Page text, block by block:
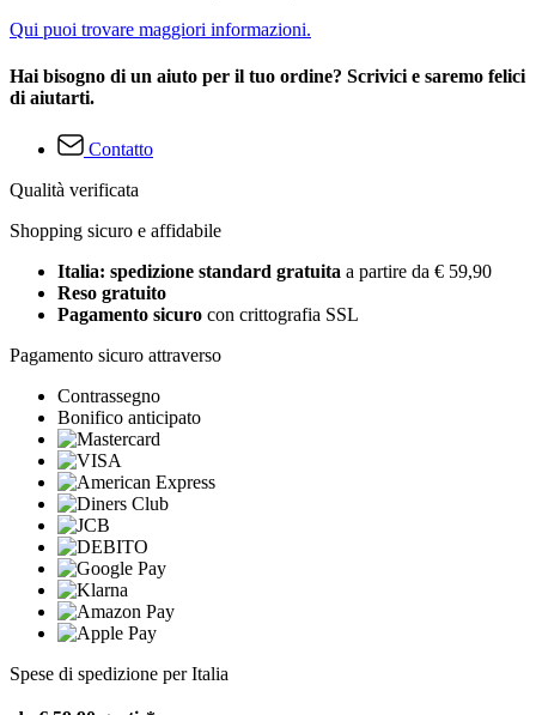
Qui puoi trovare maggiori informazioni.
Hai bisogno di un aiuto per il tuo ordine? Scrivici e saremo felici
di aiutarti.
Contatto
Qualità verificata
Shopping sicuro e affidabile
Italia: spedizione standard gratuita a partire da € 59,90
Reso gratuito
Pagamento sicuro con crittografia SSL
Pagamento sicuro attraverso
Contrassegno
Bonifico anticipato
Spese di spedizione per Italia